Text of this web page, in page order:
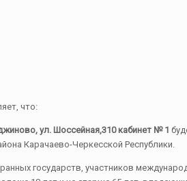
что:
ул. Шоссейная,310 кабинет № 1
Карачаево-Черкесской Республики.
государств, участников